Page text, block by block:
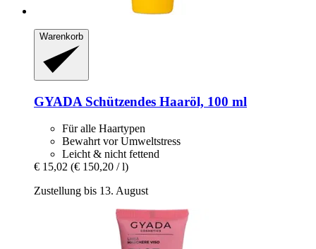
Warenkorb
GYADA Schützendes Haaröl, 100 ml
Für alle Haartypen
Bewahrt vor Umweltstress
Leicht & nicht fettend
€ 15,02 (€ 150,20 / l)
Zustellung bis 13. August